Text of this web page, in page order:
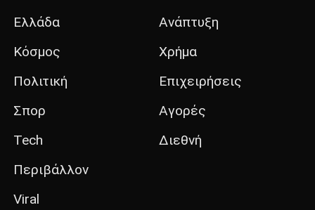
Ελλάδα
Κόσμος
Πολιτική
Σπορ
Tech
Περιβάλλον
Viral
Ανάπτυξη
Χρήμα
Επιχειρήσεις
Αγορές
Διεθνή